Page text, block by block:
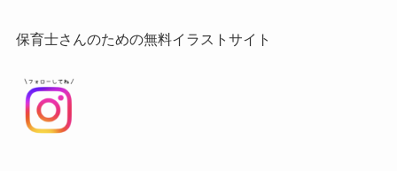
保育士さんのための無料イラストサイト